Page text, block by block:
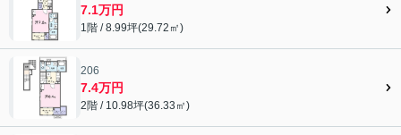
7.1万円
1階 / 8.99坪(29.72㎡)
206
7.4万円
2階 / 10.98坪(36.33㎡)